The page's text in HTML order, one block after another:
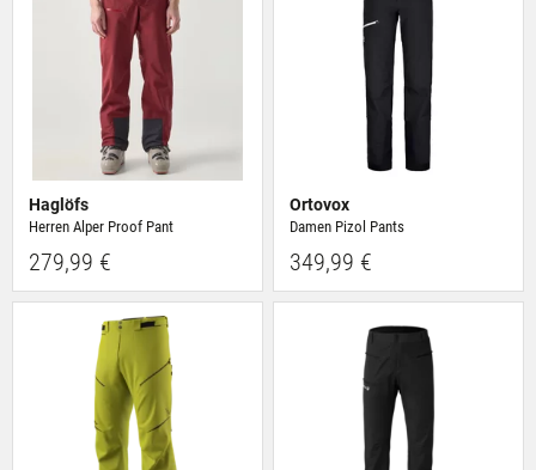
Haglöfs
Herren Alper Proof Pant
279,99 €
Ortovox
Damen Pizol Pants
349,99 €